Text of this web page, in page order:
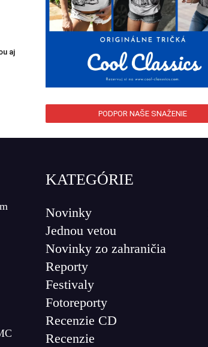
aj
PODPOR NAŠE SNAŽENIE
KATEGÓRIE
Novinky
Jednou vetou
Novinky zo zahraničia
Reporty
Festivaly
Fotoreporty
Recenzie CD
Recenzie